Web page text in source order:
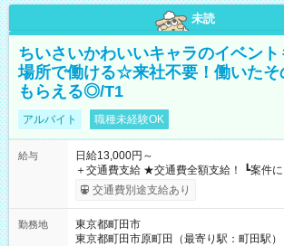
未読
ちいさいかわいいキャラのイベン
場所で働ける☆来社不要！働いたそ
もらえる◎/T1
アルバイト 職種未経験OK
給与
日給13,000円～
＋交通費支給 ★交通費全額支給！ ┗案件により規定あり ★日払
いOK！（規定あり） ┗働いたその日に現
ンビニATMから 日払い分を引き落とせます！ 【試用期
交通費別途支給あり
勤務地
東京都町田市
東京都町田市原町田（最寄り駅：町田駅）